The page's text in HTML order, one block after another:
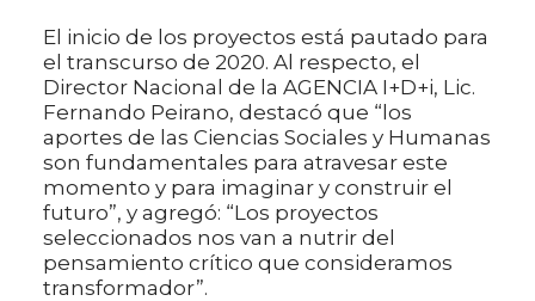
El inicio de los proyectos está pautado para
el transcurso de 2020. Al respecto, el
Director Nacional de la AGENCIA I+D+i, Lic.
Fernando Peirano, destacó que “los
aportes de las Ciencias Sociales y Humanas
son fundamentales para atravesar este
momento y para imaginar y construir el
futuro”, y agregó: “Los proyectos
seleccionados nos van a nutrir del
pensamiento crítico que consideramos
transformador”.